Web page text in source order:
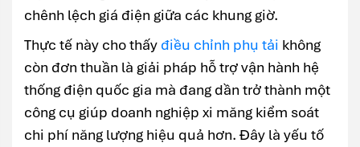
chênh lệch giá điện giữa các khung giờ.
Thực tế này cho thấy điều chỉnh phụ tải không
còn đơn thuần là giải pháp hỗ trợ vận hành hệ
thống điện quốc gia mà đang dần trở thành một
công cụ giúp doanh nghiệp xi măng kiểm soát
chi phí năng lượng hiệu quả hơn. Đây là yếu tố